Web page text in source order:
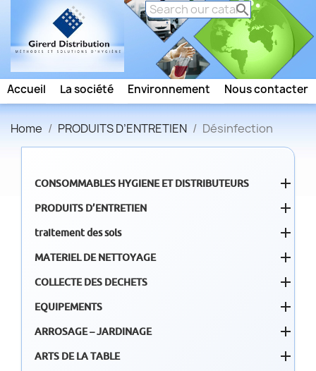

Accueil La société Environnement Nous contacter
Home PRODUITS D’ENTRETIEN Désinfection
CONSOMMABLES HYGIENE ET DISTRIBUTEURS 
PRODUITS D’ENTRETIEN 
traitement des sols 
MATERIEL DE NETTOYAGE 
COLLECTE DES DECHETS 
EQUIPEMENTS 
ARROSAGE – JARDINAGE 
ARTS DE LA TABLE 